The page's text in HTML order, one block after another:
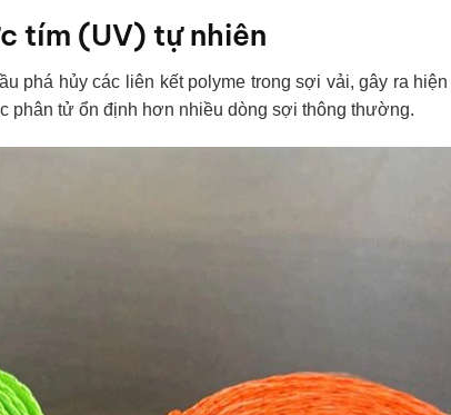
tím (UV) tự nhiên
phá hủy các liên kết polyme trong sợi vải, gây ra
phân tử ổn định hơn nhiều dòng sợi thông thường.